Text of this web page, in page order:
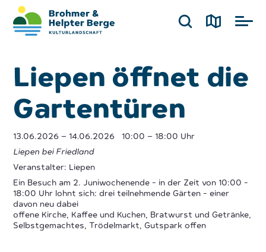
Liepen öffnet die
Gartentüren
13.06.2026 – 14.06.2026 10:00 – 18:00 Uhr
Liepen bei Friedland
Veranstalter: Liepen
Ein Besuch am 2. Juniwochenende - in der Zeit von 10:00 -
18:00 Uhr lohnt sich: drei teilnehmende Gärten - einer
davon neu dabei
offene Kirche, Kaffee und Kuchen, Bratwurst und Getränke,
Selbstgemachtes, Trödelmarkt, Gutspark offen